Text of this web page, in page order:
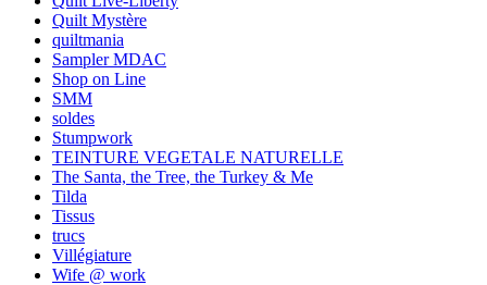
Quilt Mystère
quiltmania
Sampler MDAC
Shop on Line
SMM
soldes
Stumpwork
TEINTURE VEGETALE NATURELLE
The Santa, the Tree, the Turkey & Me
Tilda
Tissus
trucs
Villégiature
Wife @ work